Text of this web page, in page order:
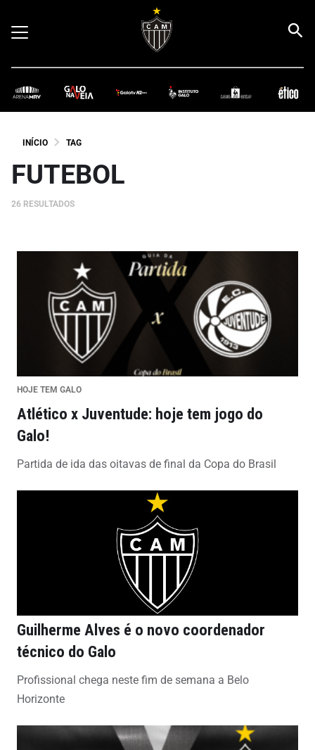
INÍCIO TAG
FUTEBOL
26 RESULTADOS
HOJE TEM GALO
Atlético x Juventude: hoje tem jogo do
Galo!
Partida de ida das oitavas de final da Copa do Brasil
Guilherme Alves é o novo coordenador
técnico do Galo
Profissional chega neste fim de semana a Belo
Horizonte